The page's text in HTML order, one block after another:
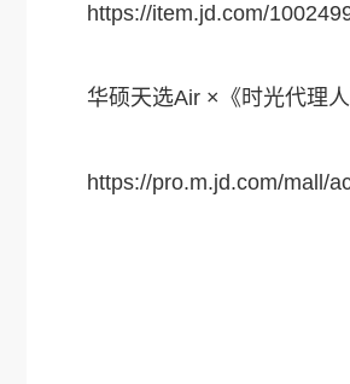
https://item.jd.com/
华硕天选Air ×《时光代理
https://pro.m.jd.com/mall/